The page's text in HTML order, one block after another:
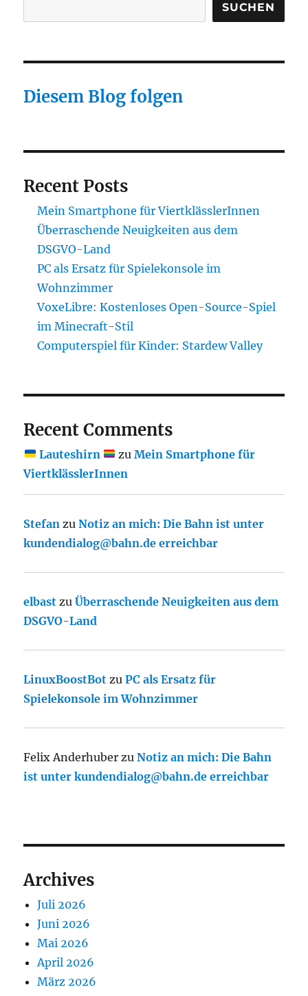
SUCHEN
Diesem Blog folgen
Recent Posts
Mein Smartphone für ViertklässlerInnen
Überraschende Neuigkeiten aus dem
DSGVO-Land
PC als Ersatz für Spielekonsole im
Wohnzimmer
VoxeLibre: Kostenloses Open-Source-Spiel
im Minecraft-Stil
Computerspiel für Kinder: Stardew Valley
Recent Comments
Lauteshirn zu Mein Smartphone für
ViertklässlerInnen
Stefan zuNotiz an mich: Die Bahn ist unter
kundendialog@bahn.de erreichbar
elbast zuÜberraschende Neuigkeiten aus dem
DSGVO-Land
LinuxBoostBot zuPC als Ersatz für
Spielekonsole im Wohnzimmer
Felix Anderhuber zuNotiz an mich: Die Bahn
ist unter kundendialog@bahn.de erreichbar
Archives
Juli 2026
Juni 2026
Mai 2026
April 2026
März 2026